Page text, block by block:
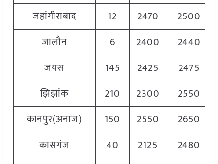
जहांगीराबाद
12 2470 2500
जालौन
6 2400 2440
जयस
145 2425 2475
झिझांक
210 2300 2550
कानपुर(अनाज)
150 2550 2650
कासगंज
40 2125 2480